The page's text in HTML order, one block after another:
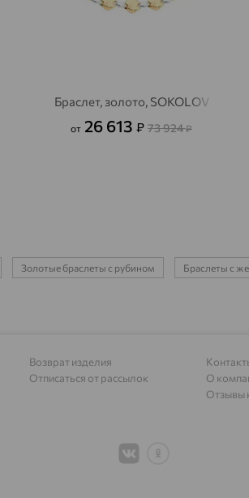
Браслет, золото, SOKOLOV
от 26 613 ₽ 73 924₽
Золотые браслеты с рубином Браслеты с
Возврат изделия
Отписаться от рассылок
О
Отзывы
Актюбинский, Азнакаевский район